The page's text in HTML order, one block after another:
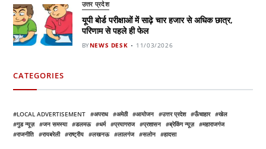
उत्तर प्रदेश
यूपी बोर्ड परीक्षाओं में साढ़े चार हजार से अधिक छात्र,
परिणाम से पहले ही फेल
BYNEWS DESK 11/03/2026
CATEGORIES
LOCAL ADVERTISEMENT अपराध अमेठी आयोजन उत्तर प्रदेश ऊँचाहार
खेल
गुड न्यूज़
जन समस्या डलमऊ धर्म प्रयागराज प्रशासन ब्रेकिंग न्यूज़
महाराजगंज
राजनीति
रायबरेली राष्ट्रीय लखनऊ लालगंज सलोन हादसा